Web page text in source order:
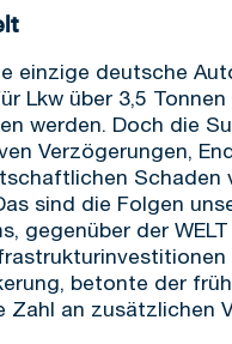
einzige deutsche
Lkw über 3,5
werden. Doch die
Verzögerungen,
sind die Folgen
gegenüber der
betonte der
an zusätzlichen